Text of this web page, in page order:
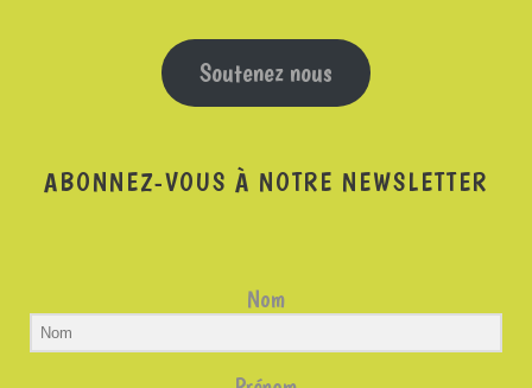
Soutenez nous
ABONNEZ-VOUS À NOTRE NEWSLETTER
Nom